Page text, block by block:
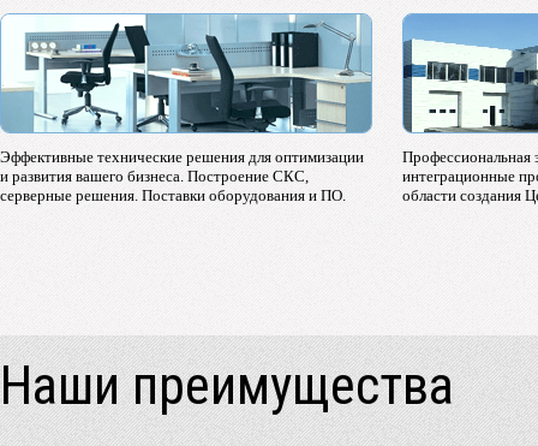
Эффективные технические решения для оптимизации
и развития вашего бизнеса. Построение СКС,
серверные решения. Поставки оборудования и ПО.
Профессиональная
интеграционные
области создания
Наши преимущества